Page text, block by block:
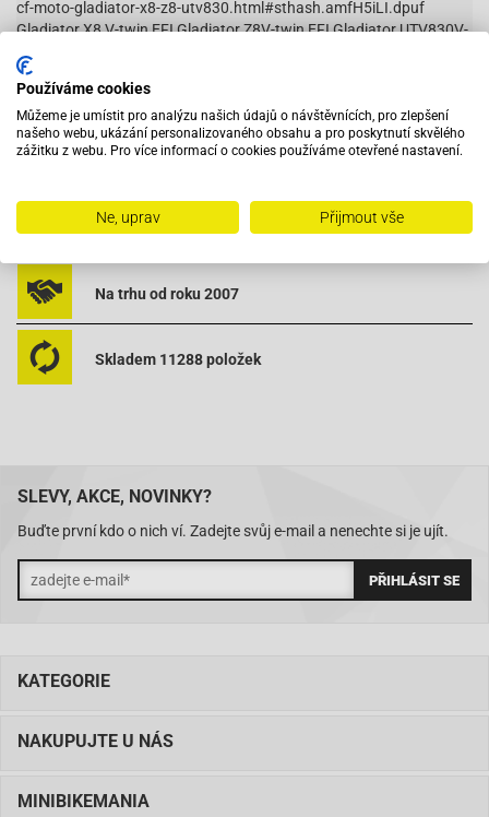
cf-moto-gladiator-x8-z8-utv830.html#sthash.amfH5iLI.dpuf
Gladiator X8 V-twin EFI Gladiator Z8V-twin EFI Gladiator UTV830V-
cf-moto-gladiator-x8-z8-utv830.html#sthash.amfH5iLI.dpuf
Vybavený servis s odborným vyškoleným personálem
Při objednání do 12:00 zboží zítra u vás
Na trhu od roku 2007
Skladem 11288 položek
SLEVY, AKCE, NOVINKY?
Buďte první kdo o nich ví. Zadejte svůj e-mail a nenechte si je ujít.
KATEGORIE
NAKUPUJTE U NÁS
MINIBIKEMANIA
Používáme cookies
Můžeme je umístit pro analýzu našich údajů o návštěvnících, pro zlepšení
našeho webu, ukázání personalizovaného obsahu a pro poskytnutí skvělého
zážitku z webu. Pro více informací o cookies používáme otevřené nastavení.
Ne, uprav Přijmout vše